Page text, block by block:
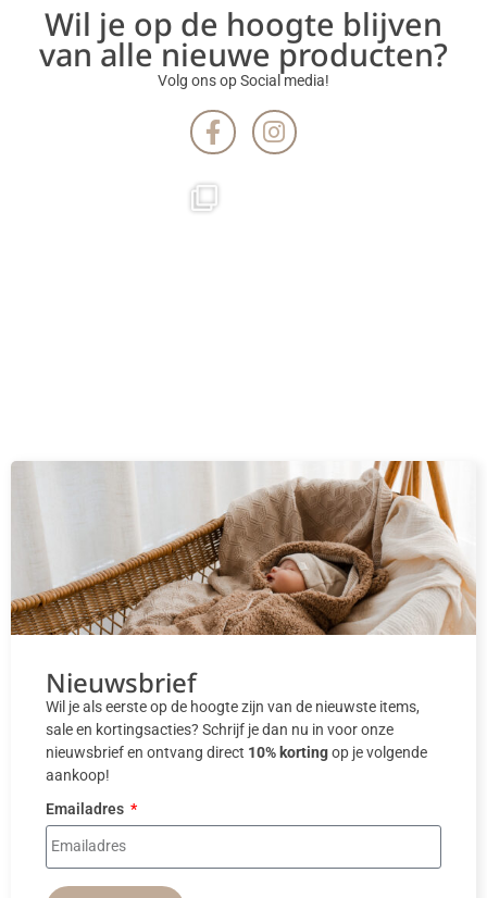
Wil je op de hoogte blijven
van alle nieuwe producten?
Volg ons op Social media!
Nieuwsbrief
Wil je als eerste op de hoogte zijn van de nieuwste items,
sale en kortingsacties? Schrijf je dan nu in voor onze
nieuwsbrief en ontvang direct 10% kortingop je volgende
aankoop!
Emailadres